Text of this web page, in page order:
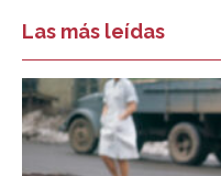
Las más leídas